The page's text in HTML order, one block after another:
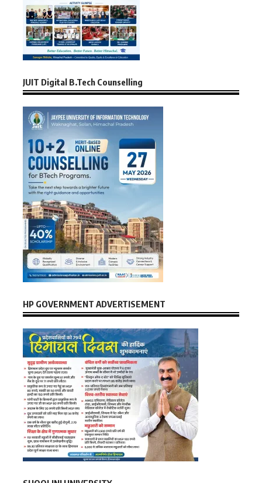
JUIT Digital B.Tech Counselling
HP GOVERNMENT ADVERTISEMENT